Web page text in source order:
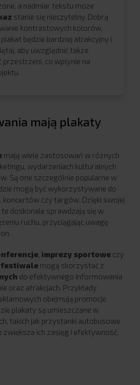
a nadmiar tekstu może
stanie się nieczytelny. Dobrą
kontrastowych kolorów,
będzie bardziej atrakcyjny i
aby uwzględnić także
co wpłynie na
mają plakaty
mają wiele zastosowań w różnych
wydarzeniach kulturalnych
Są one szczególnie popularne w
mogą być wykorzystywane do
czy targów. Dzięki swojej
doskonale sprawdzają się w
ruchu, przyciągając uwagę
, imprezy sportowe czy
festiwale mogą skorzystać z
do efektywnego informowania
oraz atrakcjach. Przykłady
obejmują promocje
plakaty są umieszczane w
takich jak przystanki autobusowe
zwiększa ich zasięg i efektywność.